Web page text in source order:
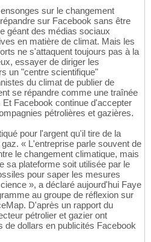
sur le changement
sur Facebook sans être
géant des médias sociaux
en matière de climat. Mais les
ne s'attaquent toujours pas à la
essayer de diriger les
un "centre scientifique"
du climat de publier de
se répandre comme une traînée
Facebook continue d'accepter
pétrolières et gazières.
pour l'argent qu'il tire de la
« L'entreprise parle souvent de
le changement climatique, mais
sa plateforme soit utilisée par le
pour saper les mesures
», a déclaré aujourd'hui Faye
au groupe de réflexion sur
D'après un rapport du
pétrolier et gazier ont
de dollars en publicités Facebook